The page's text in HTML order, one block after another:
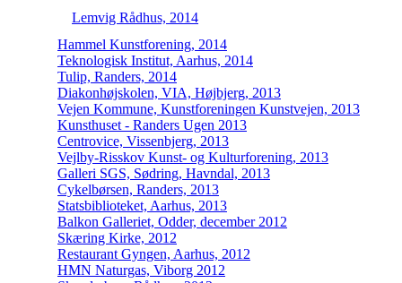
Lemvig Rådhus, 2014
Hammel Kunstforening, 2014
Teknologisk Institut, Aarhus, 2014
Tulip, Randers, 2014
Diakonhøjskolen, VIA, Højbjerg, 2013
Vejen Kommune, Kunstforeningen Kunstvejen, 2013
Kunsthuset - Randers Ugen 2013
Centrovice, Vissenbjerg, 2013
Vejlby-Risskov Kunst- og Kulturforening, 2013
Galleri SGS, Sødring, Havndal, 2013
Cykelbørsen, Randers, 2013
Statsbiblioteket, Aarhus, 2013
Balkon Galleriet, Odder, december 2012
Skæring Kirke, 2012
Restaurant Gyngen, Aarhus, 2012
HMN Naturgas, Viborg 2012